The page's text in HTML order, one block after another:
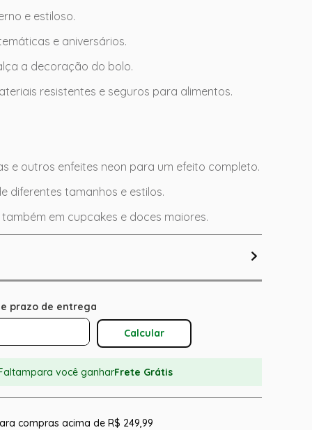
e estiloso.
e aniversários.
a decoração do bolo.
resistentes e seguros para alimentos.
e outros enfeites neon para um efeito completo.
diferentes tamanhos e estilos.
em cupcakes e doces maiores.
Calcular O Frete
para você ganharFrete Grátis
compras acima de R$ 249,99